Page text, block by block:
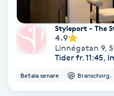
Medial vägledning
Medicinsk massage
Meditation
Styleport - The
4.9
Linnégatan 9,
Tider fr. 11:45,
Betala senare Branschorg.